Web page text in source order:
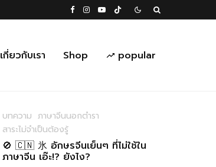
เกี่ยวกับเรา Shop popular
บทความ ภาษาจีนนอกตำรา
สาระไม่จำเป็นต้องรู้
🚫 🇨🇳 氷 อักษรจีนเย็นๆ ที่ไม่ใช้ใน
ภาษาจีน เอ๊ะ!? ยังไง?